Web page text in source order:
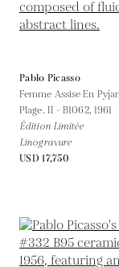
Pablo Picasso
Femme Assise En
Plage. II - B1062, 1961
Édition Limitée
Linogravure
USD 17,750